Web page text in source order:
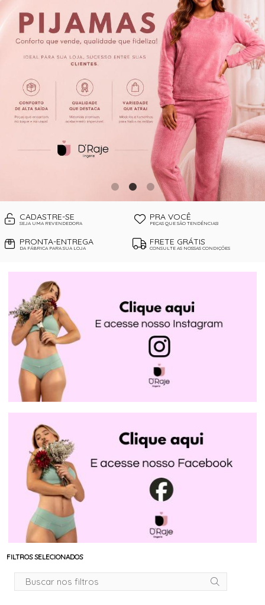
CORSELETS
CUECAS
PIJAMAS DE INVERNO
PIJAMAS DE VERÃO
SUTIÃS
CADASTRE-SE
SEJA UMA REVENDEDORA
PRA VOCÊ
PEÇAS QUE SÃO TENDÊNCIAS!
PRONTA-ENTREGA
DA FÁBRICA PARA SUA LOJA
FRETE GRÁTIS
CONSULTE AS NOSSAS CONDIÇÕES
FILTROS SELECIONADOS